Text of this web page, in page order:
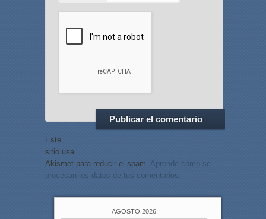
Este
sitio usa
Akismet para reducir el spam. Aprende cómo se
procesan los datos de tus comentarios.
AGOSTO 2026